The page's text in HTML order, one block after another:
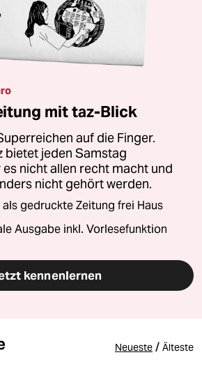
mit taz-Blick
auf die Finger.
bietet jeden Samstag
nicht allen recht macht und
nicht gehört werden.
gedruckte Zeitung frei Haus
Ausgabe inkl. Vorlesefunktion
kennenlernen
Neueste / Älteste